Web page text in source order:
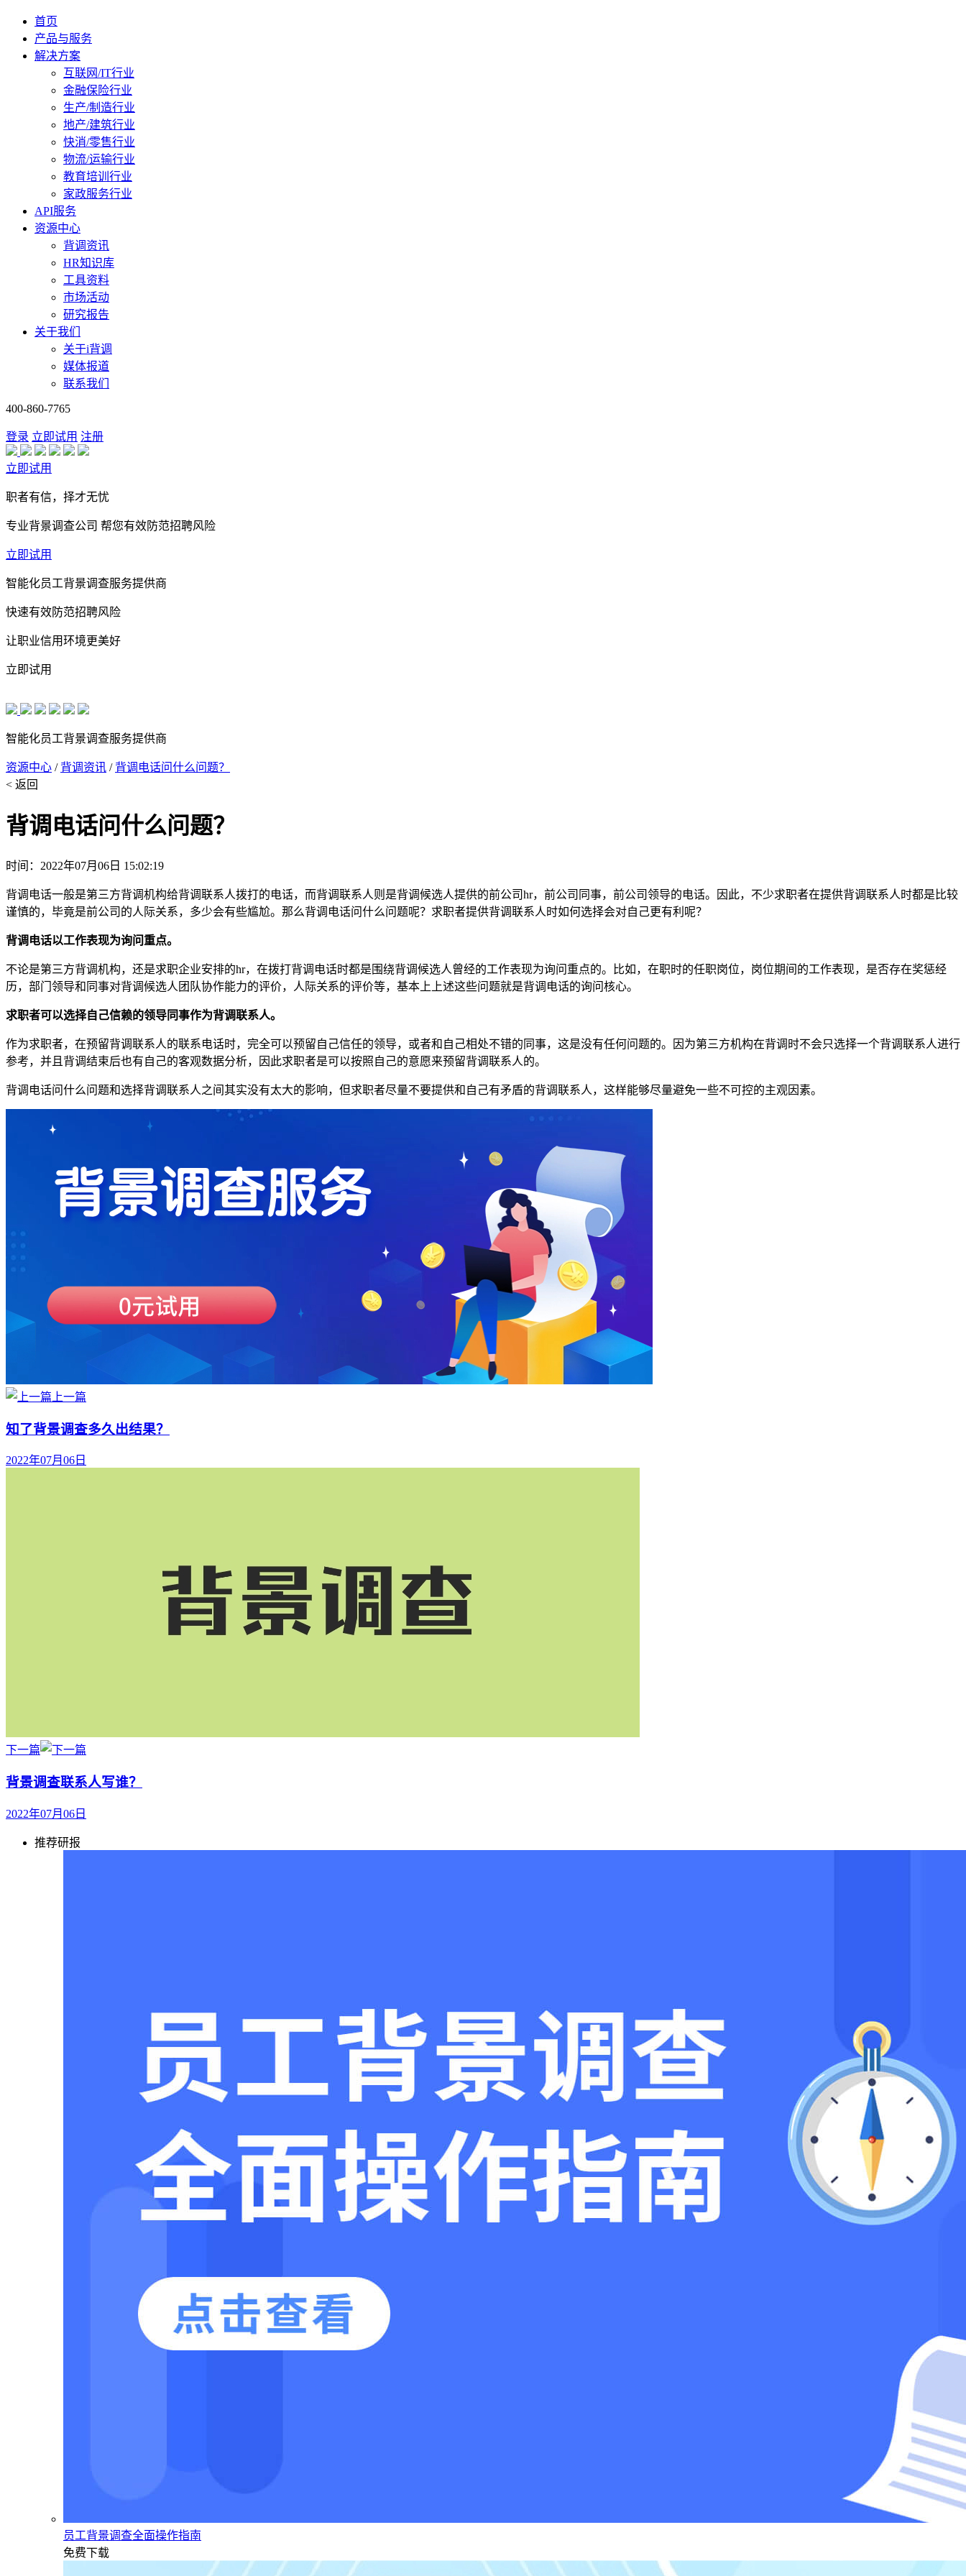
首页
产品与服务
解决方案
互联网/IT行业
金融保险行业
生产/制造行业
地产/建筑行业
快消/零售行业
物流/运输行业
教育培训行业
家政服务行业
API服务
资源中心
背调资讯
HR知识库
工具资料
市场活动
研究报告
关于我们
关于i背调
媒体报道
联系我们
400-860-7765
登录 立即试用 注册
立即试用
职者有信，择才无忧
专业背景调查公司 帮您有效防范招聘风险
立即试用
智能化员工背景调查服务提供商
快速有效防范招聘风险
让职业信用环境更美好
立即试用
智能化员工背景调查服务提供商
资源中心 / 背调资讯 / 背调电话问什么问题？
< 返回
背调电话问什么问题？
时间：2022年07月06日 15:02:19
背调电话一般是第三方背调机构给背调联系人拨打的电话，而背调联系人则是背调候选人提供的前公司hr，前公司同事，前公司领导的电话。因此，不少求职者在提供背调联系人时都是比较
谨慎的，毕竟是前公司的人际关系，多少会有些尴尬。那么背调电话问什么问题呢？求职者提供背调联系人时如何选择会对自己更有利呢？
背调电话以工作表现为询问重点。
不论是第三方背调机构，还是求职企业安排的hr，在拨打背调电话时都是围绕背调候选人曾经的工作表现为询问重点的。比如，在职时的任职岗位，岗位期间的工作表现，是否存在奖惩经
历，部门领导和同事对背调候选人团队协作能力的评价，人际关系的评价等，基本上上述这些问题就是背调电话的询问核心。
求职者可以选择自己信赖的领导同事作为背调联系人。
作为求职者，在预留背调联系人的联系电话时，完全可以预留自己信任的领导，或者和自己相处不错的同事，这是没有任何问题的。因为第三方机构在背调时不会只选择一个背调联系人进行
参考，并且背调结束后也有自己的客观数据分析，因此求职者是可以按照自己的意愿来预留背调联系人的。
背调电话问什么问题和选择背调联系人之间其实没有太大的影响，但求职者尽量不要提供和自己有矛盾的背调联系人，这样能够尽量避免一些不可控的主观因素。
上一篇
知了背景调查多久出结果？
2022年07月06日
下一篇
背景调查联系人写谁？
2022年07月06日
推荐研报
员工背景调查全面操作指南
免费下载